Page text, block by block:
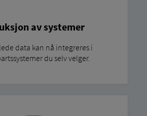
av systemer
data kan nå integreres i
du selv velger.